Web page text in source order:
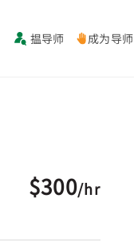
揾导师 成为导师
$300/hr